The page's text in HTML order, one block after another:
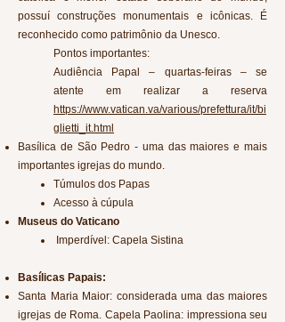
possuí construções monumentais e icônicas. É
reconhecido como patrimônio da Unesco.
Pontos importantes:
Audiência Papal – quartas-feiras – se
atente em realizar a reserva
https://www.vatican.va/various/prefettura/it/bi
glietti_it.html
Basílica de São Pedro - uma das maiores e mais
importantes igrejas do mundo.
Túmulos dos Papas
Acesso à cúpula
Museus do Vaticano
Imperdível: Capela Sistina
Basílicas Papais:
Santa Maria Maior: considerada uma das maiores
igrejas de Roma. Capela Paolina: impressiona seu